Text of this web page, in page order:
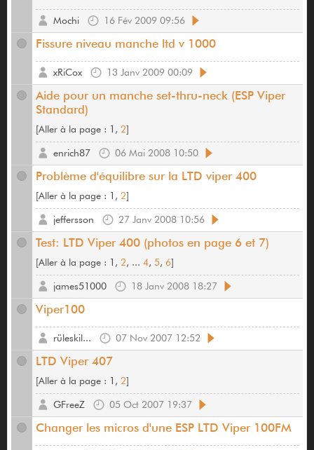
16 Fév 2009 09:56
Mochi
Fissure niveau manche ltd v 1000
13 Janv 2009 00:09
xRiCox
Aide pour un manche set-thru-neck (ESP Viper
Standard)
[Aller à la page : 1, 2]
06 Mai 2008 10:50
enrich87
Problème d'équilibre sur la LTD viper 400
[Aller à la page : 1, 2]
27 Janv 2008 10:56
jeffersson
Test: LTD Viper 400 (photos en page 6 et 7)
[Aller à la page : 1, 2, ... 4, 5, 6]
18 Janv 2008 18:27
james51000
Viper100
07 Nov 2007 12:52
rüleskil...
LTD Viper 407
[Aller à la page : 1, 2]
05 Oct 2007 19:37
GFreeZ
Changer les micros d'une ESP LTD Viper 100FM